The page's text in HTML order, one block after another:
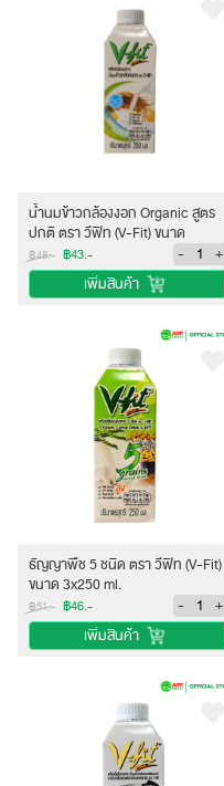
น้ำนมข้าวกล้องงอก Organic สูตร
ปกติ ตรา วีฟิท (V-Fit) ขนาด
3x250 ml.
฿48.- ฿43.- -
+
เพิ่มสินค้า
ธัญญาพืช 5 ชนิด ตรา วีฟิท (V-Fit)
ขนาด 3x250 ml.
฿51.- ฿46.- -
+
เพิ่มสินค้า